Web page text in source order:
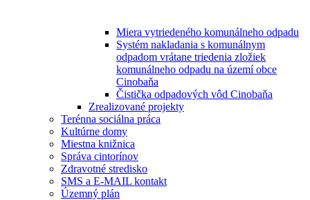
Miera vytriedeného komunálneho odpadu
Systém nakladania s komunálnym
odpadom vrátane triedenia zložiek
komunálneho odpadu na území obce
Cinobaňa
Čistička odpadových vôd Cinobaňa
Zrealizované projekty
Terénna sociálna práca
Kultúrne domy
Miestna knižnica
Správa cintorínov
Zdravotné stredisko
SMS a E-MAIL kontakt
Územný plán